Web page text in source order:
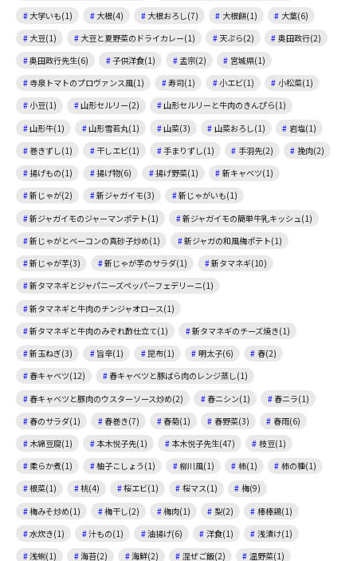
大学いも(1)
大根(4) 大根おろし(7) 大根餅(1)
大葉(6)
大豆(1)
大豆と夏野菜のドライカレー(1) 天ぷら(2)
奥田政行(2)
奥田政行先生(6)
子供洋食(1) 孟宗(2)
宮城県(1)
寺泉トマトのプロヴァンス風(1)
寿司(1) 小エビ(1)
小松菜(1)
小豆(1)
山形セルリー(2)
山形セルリーと牛肉のきんぴら(1)
山形牛(1)
山形雪若丸(1) 山菜(3) 山菜おろし(1)
岩塩(1)
巻きずし(1)
干しエビ(1) 手まりずし(1) 手羽先(2)
挽肉(2)
揚げもの(1)
揚げ物(6) 揚げ野菜(1)
新キャベツ(1)
新じゃが(2)
新ジャガイモ(3)
新じゃがいも(1)
新ジャガイモのジャーマンポテト(1)
新ジャガイモの簡単牛乳キッシュ(1)
新じゃがとベーコンの真砂子炒め(1)
新ジャガの和風梅ポテト(1)
新じゃが芋(3)
新じゃが芋のサラダ(1)
新タマネギ(10)
新タマネギとジャパニーズペッパーフェデリーニ(1)
新タマネギと牛肉のチンジャオロース(1)
新タマネギと牛肉のみぞれ酢仕立て(1)
新タマネギのチーズ焼き(1)
新玉ねぎ(3)
旨辛(1) 昆布(1) 明太子(6)
春(2)
春キャベツ(12)
春キャベツと豚ばら肉のレンジ蒸し(1)
春キャベツと豚肉のウスターソース炒め(2)
春ニシン(1)
春ニラ(1)
春のサラダ(1)
春巻き(7) 春菊(1) 春野菜(3)
春雨(6)
木綿豆腐(1)
本木悦子先(1) 本木悦子先生(47)
枝豆(1)
柔らか煮(1)
柚子こしょう(1) 柳川風(1) 柿(1)
柿の種(1)
根菜(1)
桃(4) 桜エビ(1) 桜マス(1)
梅(9)
梅みそ炒め(1)
梅干し(2) 梅肉(1) 梨(2)
棒棒鶏(1)
水炊き(1)
汁もの(1) 油揚げ(6) 洋食(1)
浅漬け(1)
浅蜊(1)
海苔(2) 海鮮(2) 混ぜご飯(2) 温野菜(1)